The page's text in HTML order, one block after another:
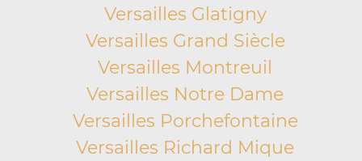
Versailles Glatigny
Versailles Grand Siècle
Versailles Montreuil
Versailles Notre Dame
Versailles Porchefontaine
Versailles Richard Mique